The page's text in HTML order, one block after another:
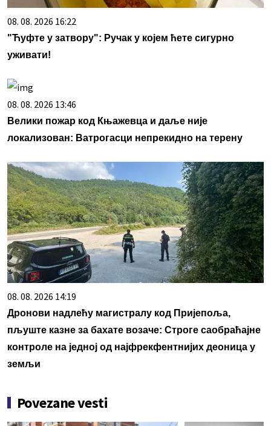
08. 08. 2026 16:22
"Ћуфте у затвору": Ручак у којем ћете сигурно
уживати!
08. 08. 2026 13:46
Велики пожар код Књажевца и даље није
локализован: Ватрогасци непрекидно на терену
08. 08. 2026 14:19
Дронови надлећу магистралу код Пријепоља,
пљуште казне за бахате возаче: Строге саобраћајне
контроле на једној од најфрекфентнијих деоница у
земљи
Povezane vesti